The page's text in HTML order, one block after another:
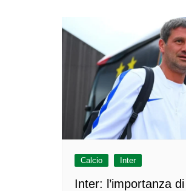
Calcio Inter
Inter: l’importanza